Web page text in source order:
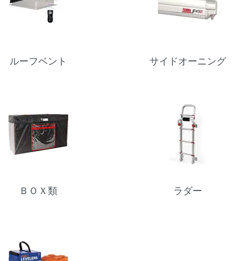
ルーフベント サイドオーニング
ＢＯＸ類 ラダー